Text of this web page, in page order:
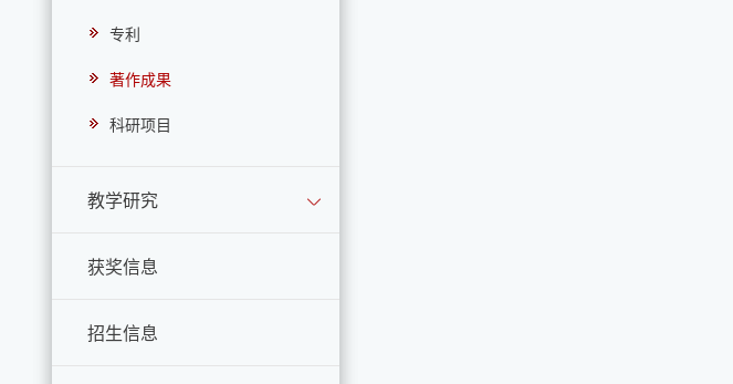
专利
著作成果
科研项目
教学研究
获奖信息
招生信息